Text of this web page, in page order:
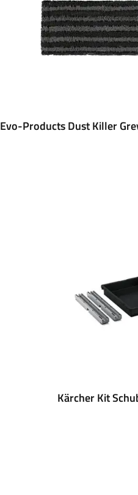
Evo-Products Dust Killer
Kärcher Kit